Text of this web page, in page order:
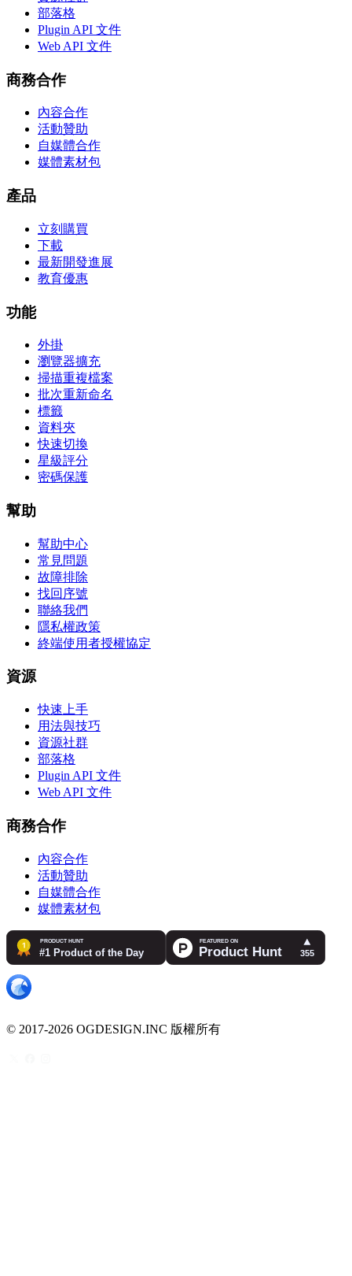
部落格
Plugin API 文件
Web API 文件
商務合作
內容合作
活動贊助
自媒體合作
媒體素材包
產品
立刻購買
下載
最新開發進展
教育優惠
功能
外掛
瀏覽器擴充
掃描重複檔案
批次重新命名
標籤
資料夾
快速切換
星級評分
密碼保護
幫助
幫助中心
常見問題
故障排除
找回序號
聯絡我們
隱私權政策
終端使用者授權協定
資源
快速上手
用法與技巧
資源社群
部落格
Plugin API 文件
Web API 文件
商務合作
內容合作
活動贊助
自媒體合作
媒體素材包
© 2017-2026 OGDESIGN.INC 版權所有